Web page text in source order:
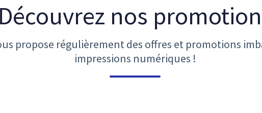
Découvrez nos
propose régulièrement des offres et promotions
impressions numériques !